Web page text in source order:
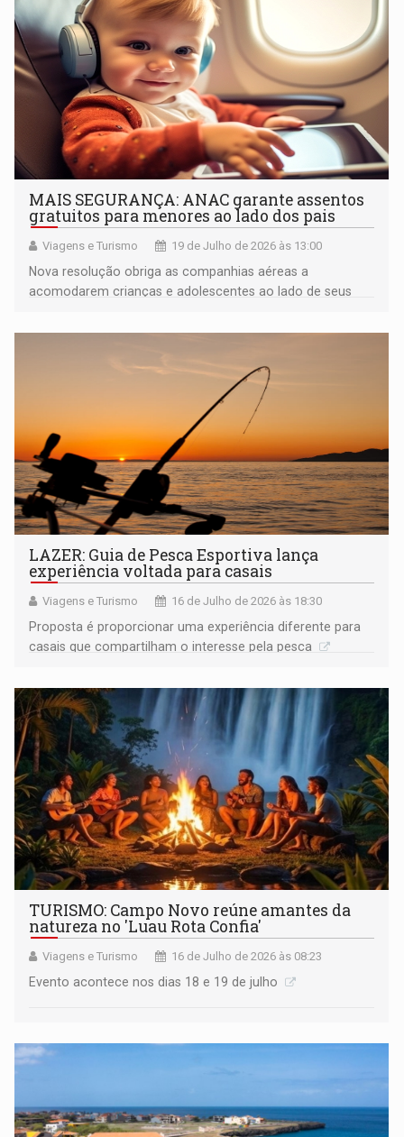
MAIS SEGURANÇA: ANAC garante assentos
gratuitos para menores ao lado dos pais
Viagens e Turismo 19 de Julho de 2026 às 13:00
Nova resolução obriga as companhias aéreas a
acomodarem crianças e adolescentes ao lado de seus
LAZER: Guia de Pesca Esportiva lança
experiência voltada para casais
Viagens e Turismo 16 de Julho de 2026 às 18:30
Proposta é proporcionar uma experiência diferente para
casais que compartilham o interesse pela pesca
TURISMO: Campo Novo reúne amantes da
natureza no 'Luau Rota Confia'
Viagens e Turismo 16 de Julho de 2026 às 08:23
Evento acontece nos dias 18 e 19 de julho